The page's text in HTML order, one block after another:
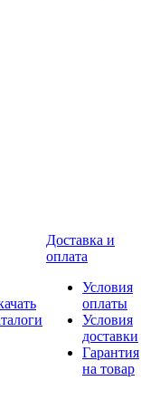
Доставка и
оплата
Условия
оплаты
Условия
доставки
Гарантия
на товар